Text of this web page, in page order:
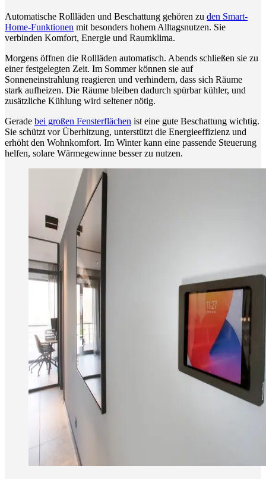
Automatische Rollläden und Beschattung gehören zu den Smart-
Home-Funktionen mit besonders hohem Alltagsnutzen. Sie
verbinden Komfort, Energie und Raumklima.
Morgens öffnen die Rollläden automatisch. Abends schließen sie zu
einer festgelegten Zeit. Im Sommer können sie auf
Sonneneinstrahlung reagieren und verhindern, dass sich Räume
stark aufheizen. Die Räume bleiben dadurch spürbar kühler, und
zusätzliche Kühlung wird seltener nötig.
Gerade bei großen Fensterflächen ist eine gute Beschattung wichtig.
Sie schützt vor Überhitzung, unterstützt die Energieeffizienz und
erhöht den Wohnkomfort. Im Winter kann eine passende Steuerung
helfen, solare Wärmegewinne besser zu nutzen.